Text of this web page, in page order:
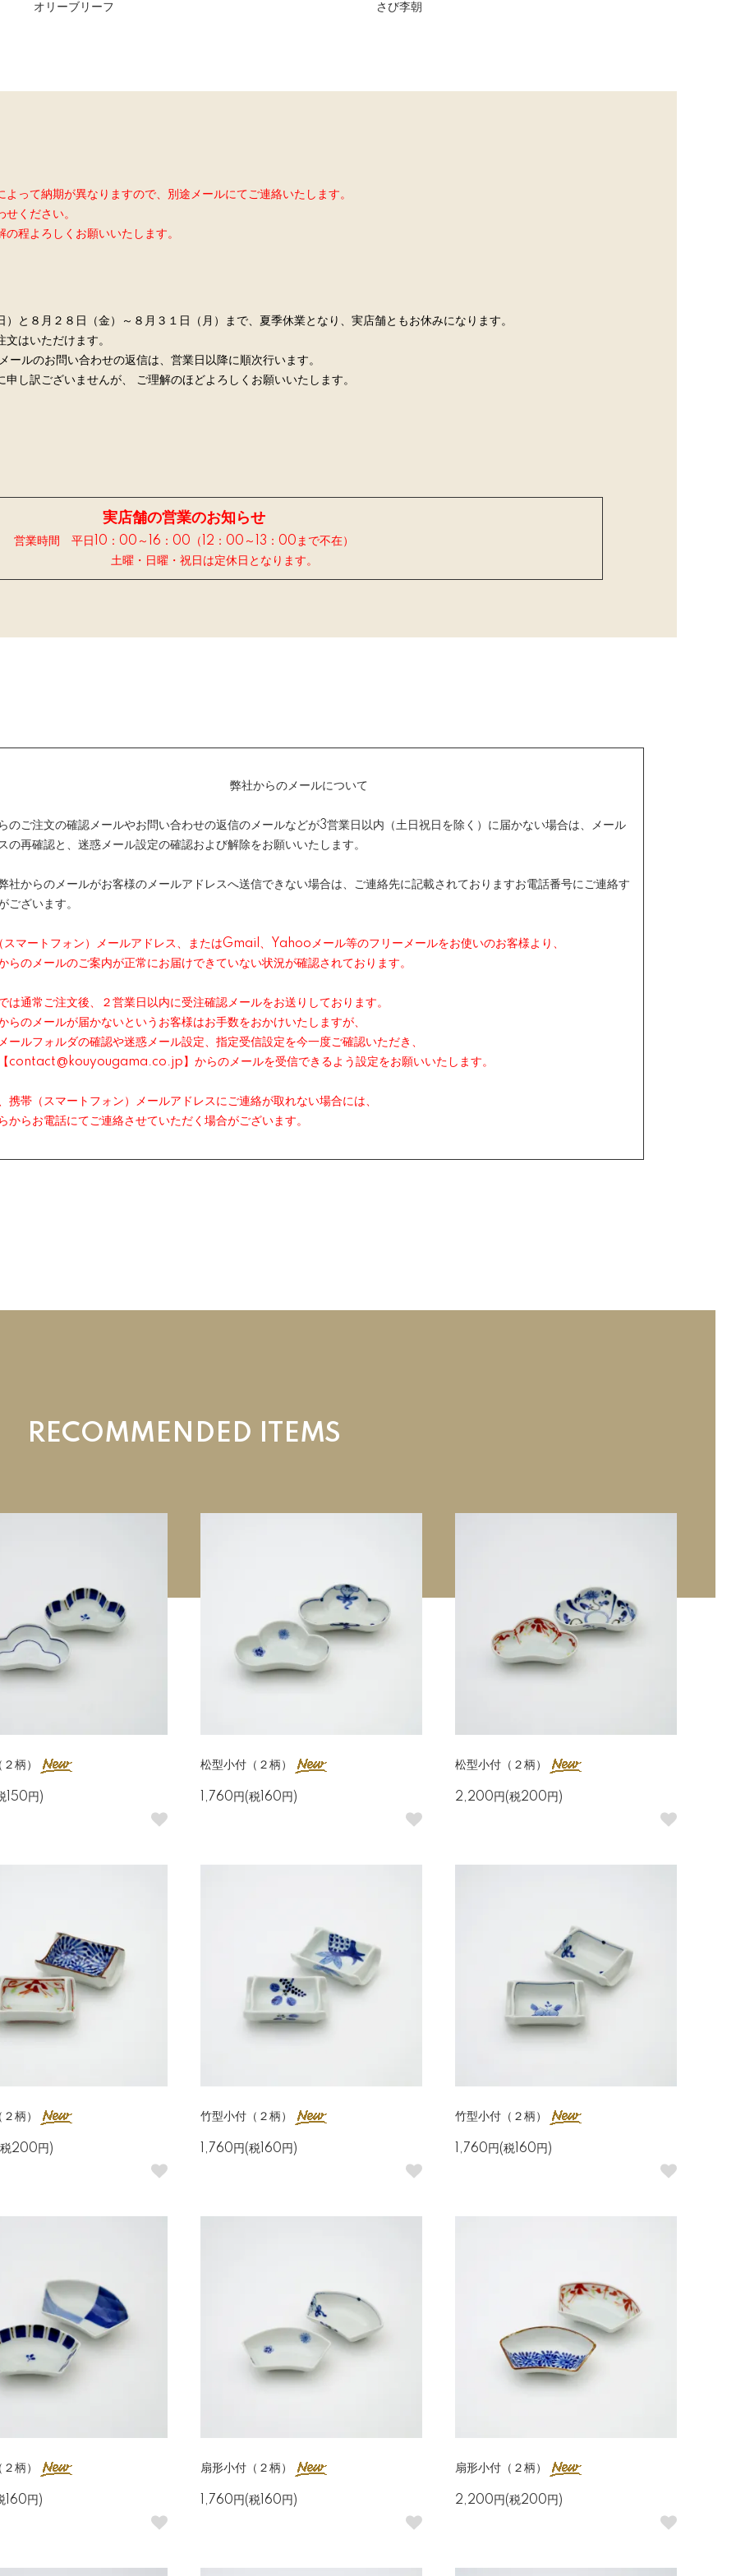
オリーブリーフ さび李朝
って納期が異なりますので、別途メールにてご連絡いたします。
ください。
程よろしくお願いいたします。
と８月２８日（金）～８月３１日（月）まで、夏季休業となり、実店舗ともお休みになります。
ただけます。
い合わせの返信は、営業日以降に順次行います。
し訳ございませんが、 ご理解のほどよろしくお願いいたします。
実店舗の営業のお知らせ
営業時間 平日10：00～16：00（12：00～13：00まで不在）
土曜・日曜・祝日は定休日となります。
弊社からのメールについて
のご注文の確認メールやお問い合わせの返信のメールなどが3営業日以内（土日祝日を除く）に届かない場合は、メール
の再確認と、迷惑メール設定の確認および解除をお願いいたします。
社からのメールがお客様のメールアドレスへ送信できない場合は、ご連絡先に記載されておりますお電話番号にご連絡す
ございます。
スマートフォン）メールアドレス、またはGmail、Yahooメール等のフリーメールをお使いのお客様より、
のメールのご案内が正常にお届けできていない状況が確認されております。
通常ご注文後、２営業日以内に受注確認メールをお送りしております。
のメールが届かないというお客様はお手数をおかけいたしますが、
ルフォルダの確認や迷惑メール設定、指定受信設定を今一度ご確認いただき、
】からのメールを受信できるよう設定をお願いいたします。
帯（スマートフォン）メールアドレスにご連絡が取れない場合には、
らお電話にてご連絡させていただく場合がございます。
RECOMMENDED ITEMS
柄）
150円)
松型小付（２柄）
1,760円(税160円)
松型小付（２柄）
2,200円(税200円)
柄）
200円)
竹型小付（２柄）
1,760円(税160円)
竹型小付（２柄）
1,760円(税160円)
柄）
160円)
扇形小付（２柄）
1,760円(税160円)
扇形小付（２柄）
2,200円(税200円)